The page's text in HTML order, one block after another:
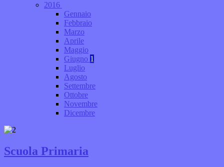
2016
Gennaio
Febbraio
Marzo
Aprile
Maggio
Giugno 1
Luglio
Agosto
Settembre
Ottobre
Novembre
Dicembre
Scuola Primaria